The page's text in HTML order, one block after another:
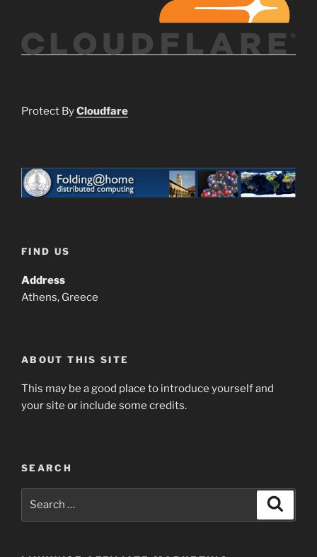
Protect ByCloudfare
FIND US
Address
Athens, Greece
ABOUT THIS SITE
This may be a good place to introduce yourself and
your site or include some credits.
SEARCH